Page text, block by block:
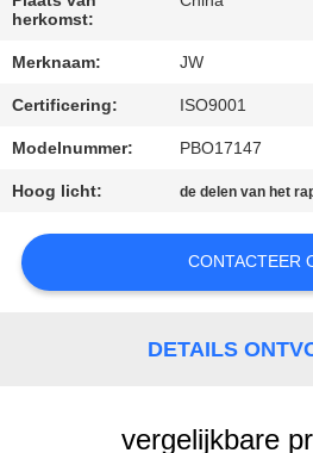
NIEUWS
EEN
OFFERTE
AAN
SITEMAP
herkomst:
Merknaam: JW
Certificering: ISO9001
Modelnummer: PBO17147
Hoog licht: de delen van het
CONTACTEER
DETAILS
vergelijkbare